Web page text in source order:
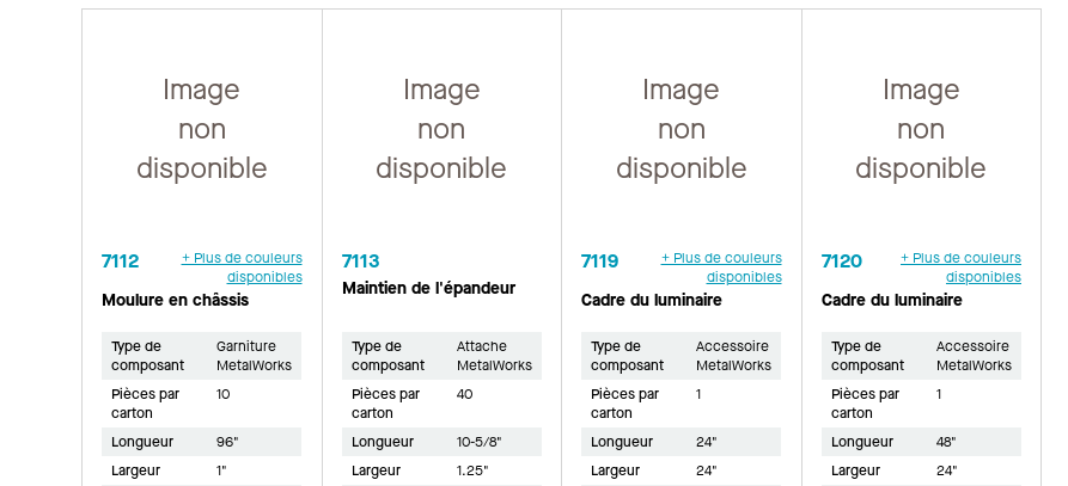
Image
non
disponible
7112
+ Plus de couleurs
disponibles
Moulure en châssis
Type de
composant
Garniture
MetalWorks
Pièces par
carton
10
Longueur
96"
Largeur
1"
Image
non
disponible
7113
Maintien de l'épandeur
Type de
composant
Attache
MetalWorks
Pièces par
carton
40
Longueur
10-5/8"
Largeur
1.25"
Image
non
disponible
7119
+ Plus de couleurs
disponibles
Cadre du luminaire
Type de
composant
Accessoire
MetalWorks
Pièces par
carton
1
Longueur
24"
Largeur
24"
Image
non
disponible
7120
+ Plus de couleurs
disponibles
Cadre du luminaire
Type de
composant
Accessoire
MetalWorks
Pièces par
carton
1
Longueur
48"
Largeur
24"